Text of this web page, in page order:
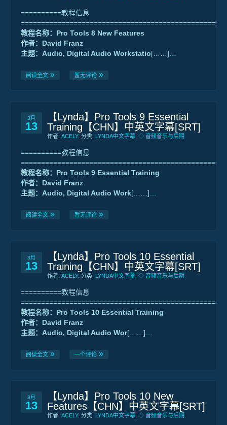
==========教程信息
教程名称：Pro Tools 8 New Features
作者：David Franz
主题：Audio, Digital Audio Workstatio[……]
阅读全文 暂无评论
3月
13
【Lynda】Pro Tools 9 Essential
Training【CHN】中英文字幕[SRT]
作者: ACELY. 分类: LYNDA中文字幕 ◇ 音频音乐与后期
==========教程信息
教程名称：Pro Tools 9 Essential Training
作者：David Franz
主题：Audio, Digital Audio Work[……]
阅读全文 暂无评论
3月
13
【Lynda】Pro Tools 10 Essential
Training【CHN】中英文字幕[SRT]
作者: ACELY. 分类: LYNDA中文字幕 ◇ 音频音乐与后期
==========教程信息
教程名称：Pro Tools 10 Essential Training
作者：David Franz
主题：Audio, Digital Audio Wor[……]
阅读全文 一个评论
3月
13
【Lynda】Pro Tools 10 New
Features【CHN】中英文字幕[SRT]
作者: ACELY. 分类: LYNDA中文字幕 ◇ 音频音乐与后期